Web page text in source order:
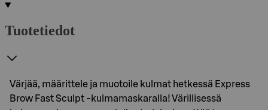
Tuotetiedot
Värjää, määrittele ja muotoile kulmat hetkessä Express
Brow Fast Sculpt -kulmamaskaralla! Värillisessä